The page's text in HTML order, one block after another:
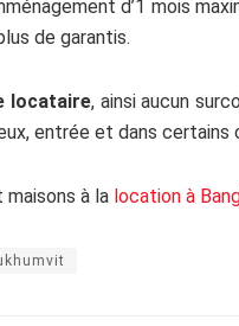
d’1 mois
de garantis.
locataire, ainsi aucun
entrée et dans
à la location à